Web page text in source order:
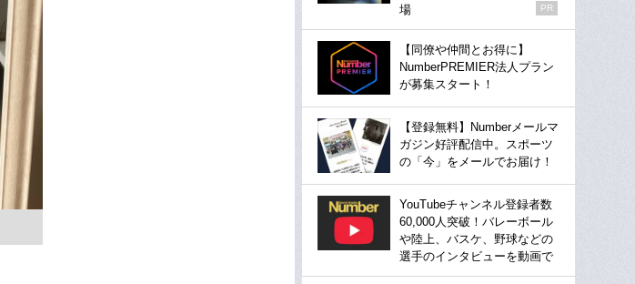
場
PR
【同僚や仲間とお得に】
NumberPREMIER法人プラン
が募集スタート！
【登録無料】Numberメールマ
ガジン好評配信中。スポーツ
の「今」をメールでお届け！
YouTubeチャンネル登録者数
60,000人突破！バレーボール
や陸上、バスケ、野球などの
選手のインタビューを動画で